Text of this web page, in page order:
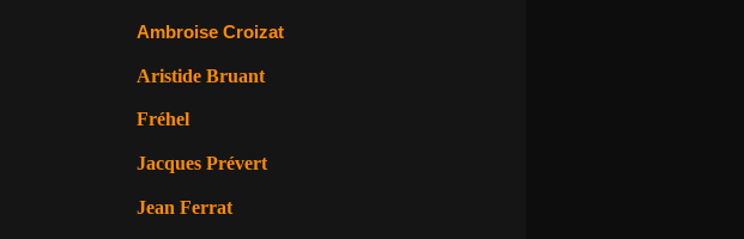
Ambroise Croizat
Aristide Bruant
Fréhel
Jacques Prévert
Jean Ferrat